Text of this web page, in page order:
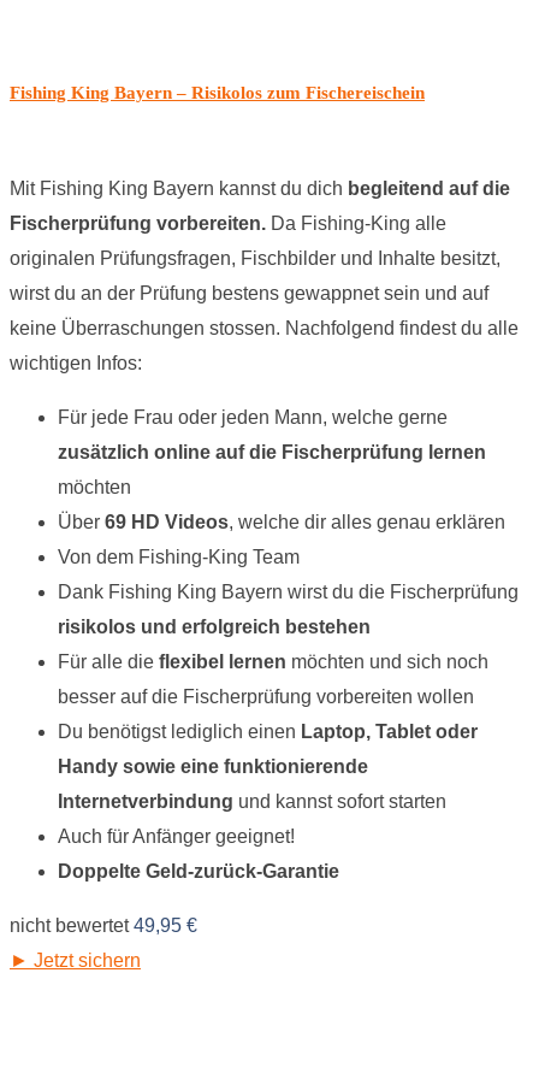
Fishing King Bayern – Risikolos zum Fischereischein
Mit Fishing King Bayern kannst du dich begleitend auf die
Fischerprüfung vorbereiten. Da Fishing-King alle
originalen Prüfungsfragen, Fischbilder und Inhalte besitzt,
wirst du an der Prüfung bestens gewappnet sein und auf
keine Überraschungen stossen. Nachfolgend findest du alle
wichtigen Infos:
Für jede Frau oder jeden Mann, welche gerne
zusätzlich online auf die Fischerprüfung lernen
möchten
Über 69 HD Videos, welche dir alles genau erklären
Von dem Fishing-King Team
Dank Fishing King Bayern wirst du die Fischerprüfung
risikolos und erfolgreich bestehen
Für alle die flexibel lernen möchten und sich noch
besser auf die Fischerprüfung vorbereiten wollen
Du benötigst lediglich einen Laptop, Tablet oder
Handy sowie eine funktionierende
Internetverbindung und kannst sofort starten
Auch für Anfänger geeignet!
Doppelte Geld-zurück-Garantie
nicht bewertet 49,95 €
► Jetzt sichern